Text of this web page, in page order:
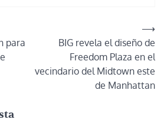
para
BIG revela el diseño de
Freedom Plaza en el
vecindario del Midtown este
de Manhattan
⟶